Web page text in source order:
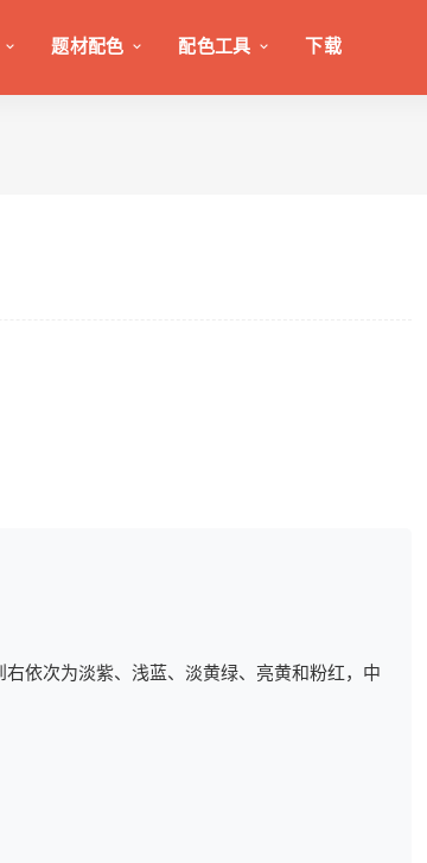
题材配色 配色工具 下载
依次为淡紫、浅蓝、淡黄绿、亮黄和粉红，中